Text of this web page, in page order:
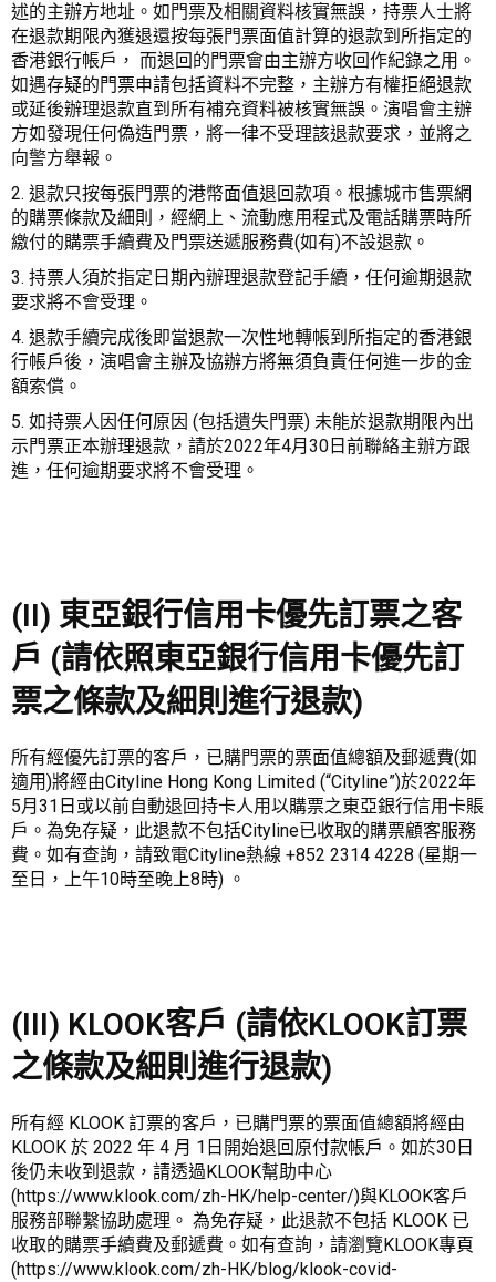
述的主辦方地址。如門票及相關資料核實無誤，持票人士將
在退款期限內獲退還按每張門票面值計算的退款到所指定的
香港銀行帳戶， 而退回的門票會由主辦方收回作紀錄之用。
如遇存疑的門票申請包括資料不完整，主辦方有權拒絕退款
或延後辦理退款直到所有補充資料被核實無誤。演唱會主辦
方如發現任何偽造門票，將一律不受理該退款要求，並將之
向警方舉報。
2. 退款只按每張門票的港幣面值退回款項。根據城市售票網
的購票條款及細則，經網上、流動應用程式及電話購票時所
繳付的購票手續費及門票送遞服務費(如有)不設退款。
3. 持票人須於指定日期內辦理退款登記手續，任何逾期退款
要求將不會受理。
4. 退款手續完成後即當退款一次性地轉帳到所指定的香港銀
行帳戶後，演唱會主辦及協辦方將無須負責任何進一步的金
額索償。
5. 如持票人因任何原因 (包括遺失門票) 未能於退款期限內出
示門票正本辦理退款，請於2022年4月30日前聯絡主辦方跟
進，任何逾期要求將不會受理。
(II) 東亞銀行信用卡優先訂票之客
戶 (請依照東亞銀行信用卡優先訂
票之條款及細則進行退款)
所有經優先訂票的客戶，已購門票的票面值總額及郵遞費(如
適用)將經由Cityline Hong Kong Limited (“Cityline”)於2022年
5月31日或以前自動退回持卡人用以購票之東亞銀行信用卡賬
戶。為免存疑，此退款不包括Cityline已收取的購票顧客服務
費。如有查詢，請致電Cityline熱線 +852 2314 4228 (星期一
至日，上午10時至晚上8時) 。
(III) KLOOK客戶 (請依KLOOK訂票
之條款及細則進行退款)
所有經 KLOOK 訂票的客戶，已購門票的票面值總額將經由
KLOOK 於 2022 年 4 月 1日開始退回原付款帳戶。如於30日
後仍未收到退款，請透過KLOOK幫助中心
(https://www.klook.com/zh-HK/help-center/)與KLOOK客戶
服務部聯繫協助處理。 為免存疑，此退款不包括 KLOOK 已
收取的購票手續費及郵遞費。如有查詢，請瀏覽KLOOK專頁
(https://www.klook.com/zh-HK/blog/klook-covid-